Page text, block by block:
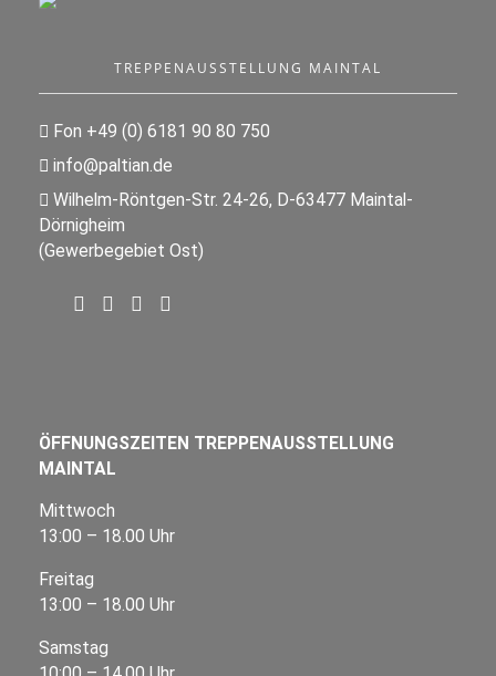
TREPPENAUSSTELLUNG MAINTAL
Fon +49 (0) 6181 90 80 750
info@paltian.de
Wilhelm-Röntgen-Str. 24-26, D-63477 Maintal-
Dörnigheim
(Gewerbegebiet Ost)
ÖFFNUNGSZEITEN TREPPENAUSSTELLUNG
MAINTAL
Mittwoch
13:00 – 18.00 Uhr
Freitag
13:00 – 18.00 Uhr
Samstag